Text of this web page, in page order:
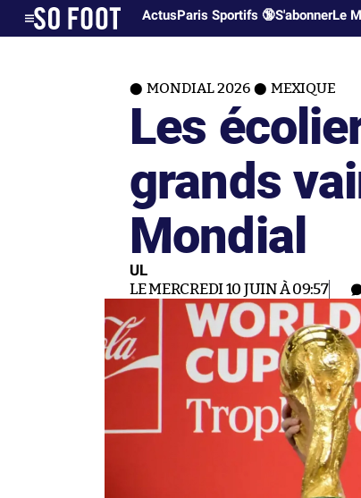
ActusParis Sportifs 🔞S'abonnerLe
MONDIAL 2026 MEXIQUE
Les
grands
Mondial
UL
LE MERCREDI 10 JUIN À 09:57